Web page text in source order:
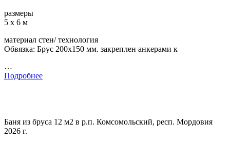
размеры
5 х 6 м
материал стен/ технология
Обвязка: Брус 200х150 мм. закреплен анкерами к
…
Подробнее
Баня из бруса 12 м2 в р.п. Комсомольский, респ. Мордовия
2026 г.